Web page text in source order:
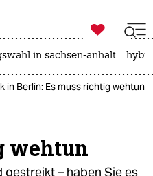

taz zahl ich
in sachsen-anhalt
in Berlin: Es muss richtig wehtun
wehtun
– haben Sie es